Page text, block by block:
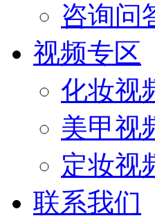
咨询问
视频专区
化妆视
美甲视
定妆视
联系我们